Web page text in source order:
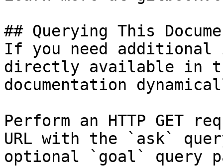
## Querying This
If you need
directly available in
documentation
Perform an HTTP GET
URL with the `ask`
optional `goal` query